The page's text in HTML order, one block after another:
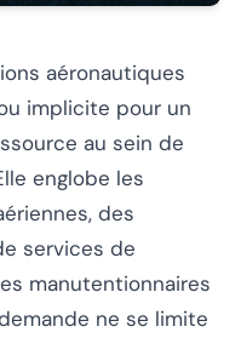
aéronautiques
implicite pour un
au sein de
englobe les
des
services de
manutentionnaires
ne se limite